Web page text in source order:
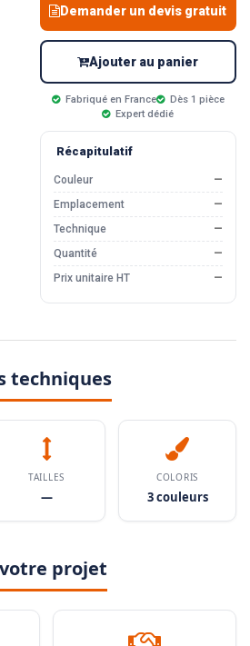
Demander un devis gratuit
Ajouter au panier
Fabriqué en France
Dès 1 pièce
Expert dédié
Récapitulatif
Couleur
—
Emplacement
—
Technique
—
Quantité
—
Prix unitaire HT
—
techniques
TAILLES
—
COLORIS
3 couleurs
projet